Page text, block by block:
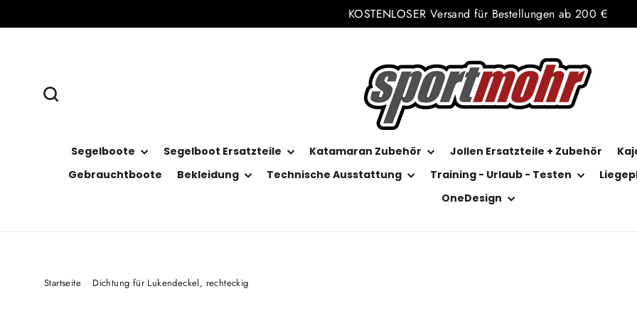
zum
KOSTENLOSER Versand für Bestellungen ab 200 €
Segelboote Segelboot Ersatzteile Katamaran Zubehör Jollen Ersatzteile + Zubehör
Gebrauchtboote
Bekleidung Technische Ausstattung Training - Urlaub - Testen
OneDesign
Startseite / Dichtung für Lukendeckel, rechteckig